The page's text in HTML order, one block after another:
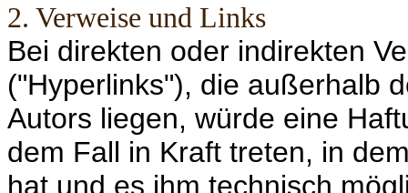
2. Verweise und Links
Bei direkten oder indirekten
("Hyperlinks"), die außerhalb
Autors liegen, würde eine
dem Fall in Kraft treten, in
hat und es ihm technisch